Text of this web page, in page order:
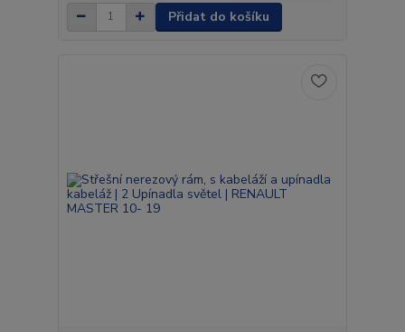
Přidat do košíku